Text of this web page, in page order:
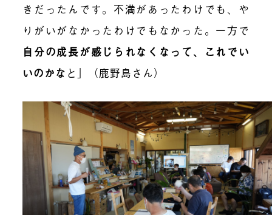
きだったんです。不満があったわけでも、や
りがいがなかったわけでもなかった。一方で
自分の成長が感じられなくなって、これでい
いのかな と」（鹿野島さん）